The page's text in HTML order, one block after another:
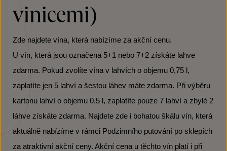
vinicemi)
Zde najdete vína, která nabízíme za akční cenu.
U vín, která jsou označena 5+1 nebo 7+2 získáte lahve
zdarma. Pokud zvolíte vína v lahvích o objemu 0,75 l,
zaplatíte jen 5 lahví a šestou láhev máte zdarma. Při výběru
kartonu lahví o objemu 0,5 l, zaplatíte pouze 7 lahví a zbylé 2
láhve získáte zdarma. Najdete zde i bohatou škálu vín, která
aktuálně nabízíme v rámci Podzimního putování po sklepích
za atraktivní akční ceny. Akční cena u těchto vín platí i při